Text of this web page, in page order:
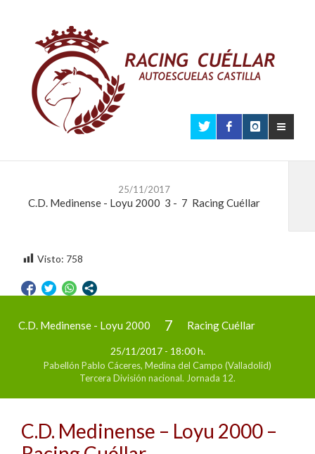
25/11/2017
C.D. Medinense - Loyu 2000 3 - 7 Racing Cuéllar
Visto: 758
C.D. Medinense - Loyu 2000
3
7 Racing Cuéllar
25/11/2017 - 18:00 h.
Pabellón Pablo Cáceres, Medina del Campo (Valladolid)
Tercera División nacional. Jornada 12.
C.D. Medinense – Loyu 2000 –